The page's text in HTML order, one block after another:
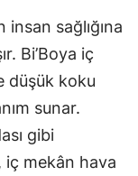
sağlığına
Bi’Boya iç
düşük koku
sunar.
gibi
iç mekân hava